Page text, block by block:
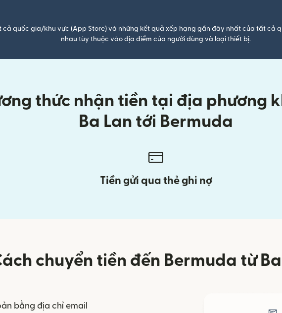
quốc gia/khu vực (App Store) và những kết quả xếp hạng gần đây nhất của tất cả
nhau tùy thuộc vào địa điểm của người dùng và loại thiết bị.
thức nhận tiền tại địa phương
Ba Lan tới Bermuda
Tiền gửi qua thẻ ghi nợ
chuyển tiền đến Bermuda từ Ba
bằng địa chỉ email